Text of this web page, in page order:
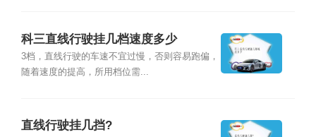
科三直线行驶挂几档速度多少
3档，直线行驶的车速不宜过慢，否则容易跑偏，
随着速度的提高，所用档位需...
直线行驶挂几挡?